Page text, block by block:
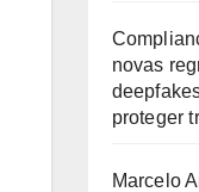
novas
proteger
Marcelo